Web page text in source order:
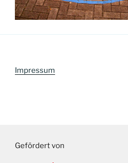
Impressum
Gefördert von